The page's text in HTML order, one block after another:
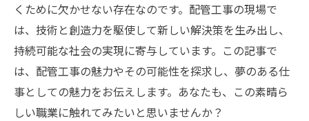
くために欠かせない存在なのです。配管工事の現場で
は、技術と創造力を駆使して新しい解決策を生み出し、
持続可能な社会の実現に寄与しています。この記事で
は、配管工事の魅力やその可能性を探求し、夢のある仕
事としての魅力をお伝えします。あなたも、この素晴ら
しい職業に触れてみたいと思いませんか？